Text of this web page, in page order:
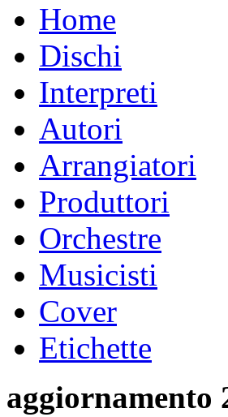
Home
Dischi
Interpreti
Autori
Arrangiatori
Produttori
Orchestre
Musicisti
Cover
Etichette